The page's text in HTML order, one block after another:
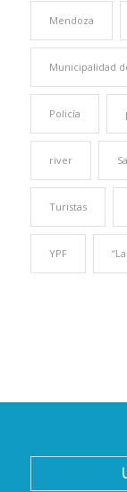
Mendoza
Municipalidad
Policía
river
Turistas
YPF